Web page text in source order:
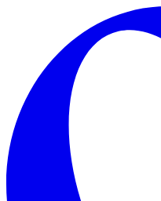
Skip to main content